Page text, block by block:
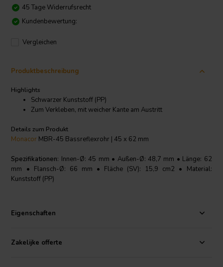
45 Tage Widerrufsrecht
Kundenbewertung:
Vergleichen
Produktbeschreibung
Highlights
Schwarzer Kunststoff (PP)
Zum Verkleben, mit weicher Kante am Austritt
Details zum Produkt
Monacor MBR-45 Bassreflexrohr | 45 x 62 mm
Spezifikationen: Innen-Ø: 45 mm • Außen-Ø: 48,7 mm • Länge: 62
mm • Flansch-Ø: 66 mm • Fläche (SV): 15,9 cm2 • Material:
Kunststoff (PP)
Eigenschaften
Zakelijke offerte